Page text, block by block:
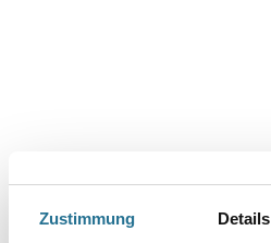
Zustimmung Details